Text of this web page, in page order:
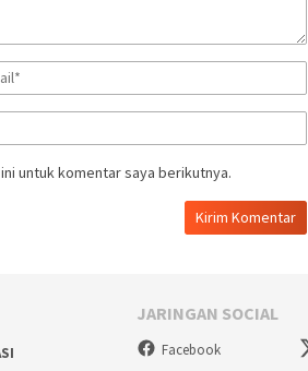
untuk komentar saya berikutnya.
JARINGAN SOCIAL
Facebook